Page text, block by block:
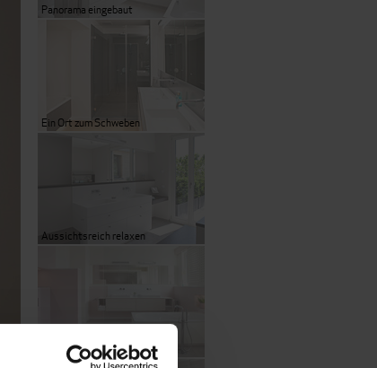
Panorama eingebaut
Ein Ort zum Schweben
Aussichtsreich relaxen
Licht, Luft, Lieblingsplätze